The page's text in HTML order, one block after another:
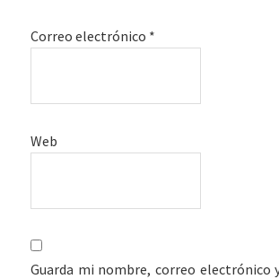
Correo electrónico *
Web
Guarda mi nombre, correo electrónico